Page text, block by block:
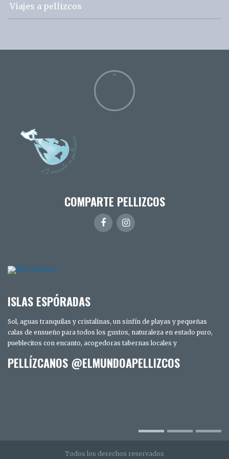
Viajes a pellizcos
COMPARTE PELLIZCOS
ISLAS ESPÓRADAS
Sol, aguas tranquilas y cristalinas, un sinfín de playas y pequeñas
calas de ensueño para todos los gustos, naturaleza en estado puro,
pueblecitos con encanto, acogedoras tabernas locales y
MEJOR GUARDADOS DE LA CIUDAD
PELLÍZCANOS @ELMUNDOAPELLIZCOS
Todos los derechos reservados